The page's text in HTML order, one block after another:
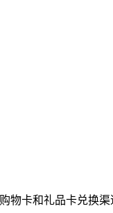
物卡和礼品卡兑换渠